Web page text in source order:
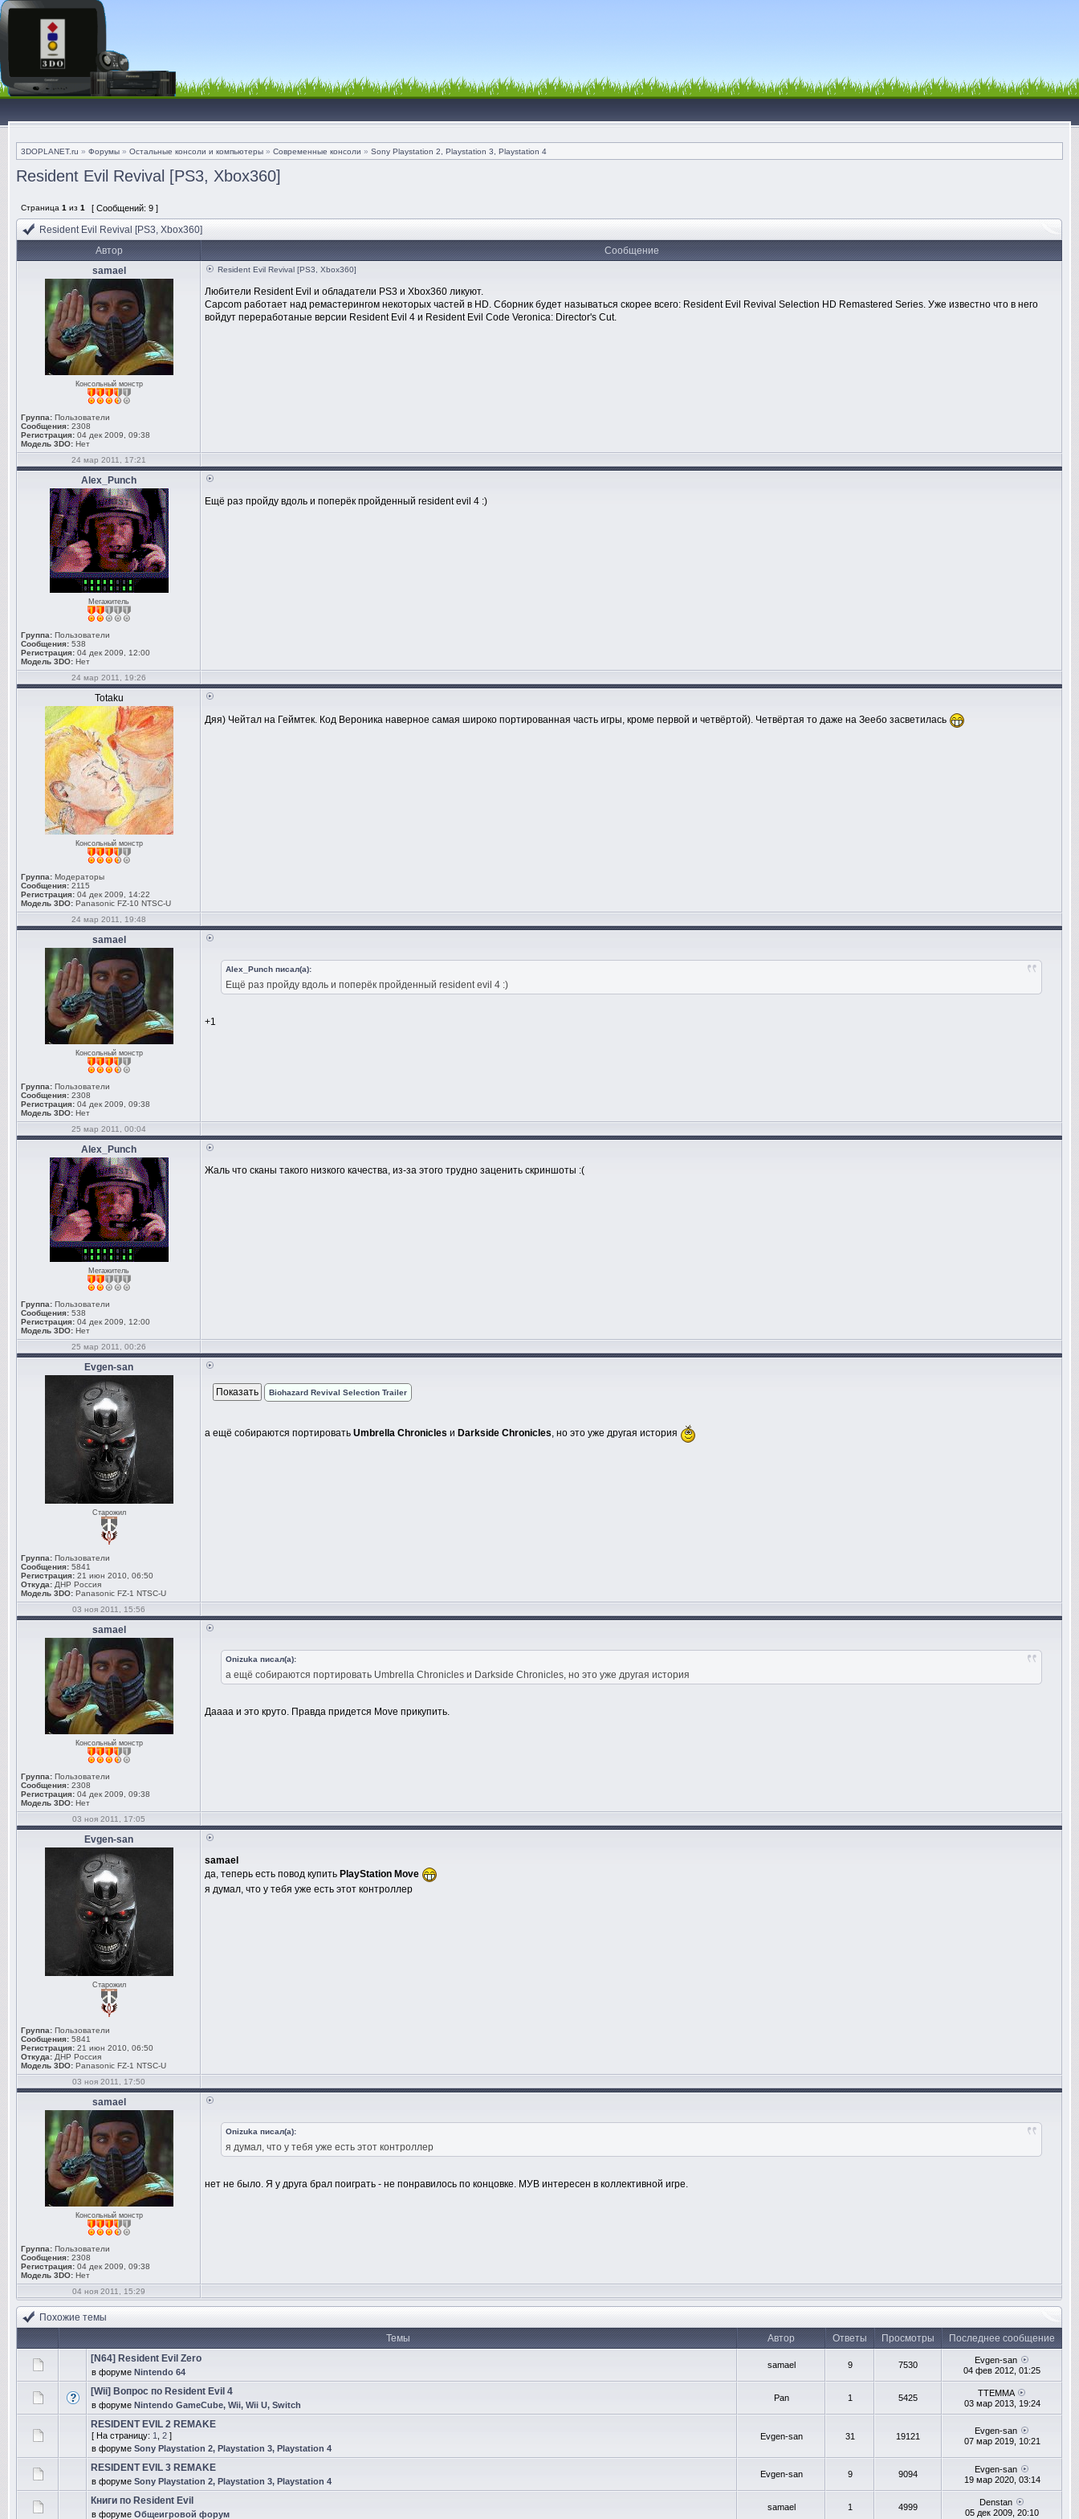
3DOPLANET.ru » Форумы » Остальные консоли и компьютеры » Современные консоли » Sony Playstation 2, Playstation 3, Playstation 4
Resident Evil Revival [PS3, Xbox360]
Страница 1 из 1 [ Сообщений: 9 ]
Resident Evil Revival [PS3, Xbox360]
Автор
Сообщение
samael
Консольный монстр
Группа: Пользователи
Сообщения: 2308
Регистрация: 04 дек 2009, 09:38
Модель 3DO: Нет
Resident Evil Revival [PS3, Xbox360]
Любители Resident Evil и обладатели PS3 и Xbox360 ликуют.
Capcom работает над ремастерингом некоторых частей в HD. Сборник будет называться скорее всего: Resident Evil Revival Selection HD Remastered Series. Уже известно что в него
войдут переработаные версии Resident Evil 4 и Resident Evil Code Veronica: Director's Cut.
24 мар 2011, 17:21
Alex_Punch
Мегажитель
Группа: Пользователи
Сообщения: 538
Регистрация: 04 дек 2009, 12:00
Модель 3DO: Нет
Ещё раз пройду вдоль и поперёк пройденный resident evil 4 :)
24 мар 2011, 19:26
Totaku
Консольный монстр
Группа: Модераторы
Сообщения: 2115
Регистрация: 04 дек 2009, 14:22
Модель 3DO: Panasonic FZ-10 NTSC-U
Дяя) Чейтал на Геймтек. Код Вероника наверное самая широко портированная часть игры, кроме первой и четвёртой). Четвёртая то даже на Зеебо засветилась
24 мар 2011, 19:48
samael
Консольный монстр
Группа: Пользователи
Сообщения: 2308
Регистрация: 04 дек 2009, 09:38
Модель 3DO: Нет
Alex_Punch писал(а):
Ещё раз пройду вдоль и поперёк пройденный resident evil 4 :)
+1
25 мар 2011, 00:04
Alex_Punch
Мегажитель
Группа: Пользователи
Сообщения: 538
Регистрация: 04 дек 2009, 12:00
Модель 3DO: Нет
Жаль что сканы такого низкого качества, из-за этого трудно заценить скриншоты :(
25 мар 2011, 00:26
Evgen-san
Старожил
Группа: Пользователи
Сообщения: 5841
Регистрация: 21 июн 2010, 06:50
Откуда: ДНР Россия
Модель 3DO: Panasonic FZ-1 NTSC-U
Biohazard Revival Selection Trailer
а ещё собираются портировать Umbrella Chronicles и Darkside Chronicles, но это уже другая история
03 ноя 2011, 15:56
samael
Консольный монстр
Группа: Пользователи
Сообщения: 2308
Регистрация: 04 дек 2009, 09:38
Модель 3DO: Нет
Onizuka писал(а):
а ещё собираются портировать Umbrella Chronicles и Darkside Chronicles, но это уже другая история
Даааа и это круто. Правда придется Move прикупить.
03 ноя 2011, 17:05
Evgen-san
Старожил
Группа: Пользователи
Сообщения: 5841
Регистрация: 21 июн 2010, 06:50
Откуда: ДНР Россия
Модель 3DO: Panasonic FZ-1 NTSC-U
samael
да, теперь есть повод купить PlayStation Move
я думал, что у тебя уже есть этот контроллер
03 ноя 2011, 17:50
samael
Консольный монстр
Группа: Пользователи
Сообщения: 2308
Регистрация: 04 дек 2009, 09:38
Модель 3DO: Нет
Onizuka писал(а):
я думал, что у тебя уже есть этот контроллер
нет не было. Я у друга брал поиграть - не понравилось по концовке. МУВ интересен в коллективной игре.
04 ноя 2011, 15:29
Похожие темы
Темы
Автор Ответы Просмотры
Последнее сообщение
[N64] Resident Evil Zero
в форуме Nintendo 64
samael 9 7530
Evgen-san
04 фев 2012, 01:25
[Wii] Вопрос по Resident Evil 4
в форуме Nintendo GameCube, Wii, Wii U, Switch
Pan 1 5425
TTEMMA
03 мар 2013, 19:24
RESIDENT EVIL 2 REMAKE
[ На страницу: 1 2 ]
в форуме Sony Playstation 2, Playstation 3, Playstation 4
Evgen-san 31 19121
Evgen-san
07 мар 2019, 10:21
RESIDENT EVIL 3 REMAKE
в форуме Sony Playstation 2, Playstation 3, Playstation 4
Evgen-san 9 9094
Evgen-san
19 мар 2020, 03:14
Книги по Resident Evil
в форуме Общеигровой форум
samael 1 4999
Denstan
05 дек 2009, 20:10